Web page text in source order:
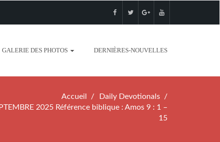
GALERIE DES PHOTOS DERNIÈRES-NOUVELLES
Accueil
Daily Devotionals
2025 Référence biblique : Amos 9 : 1 –
15